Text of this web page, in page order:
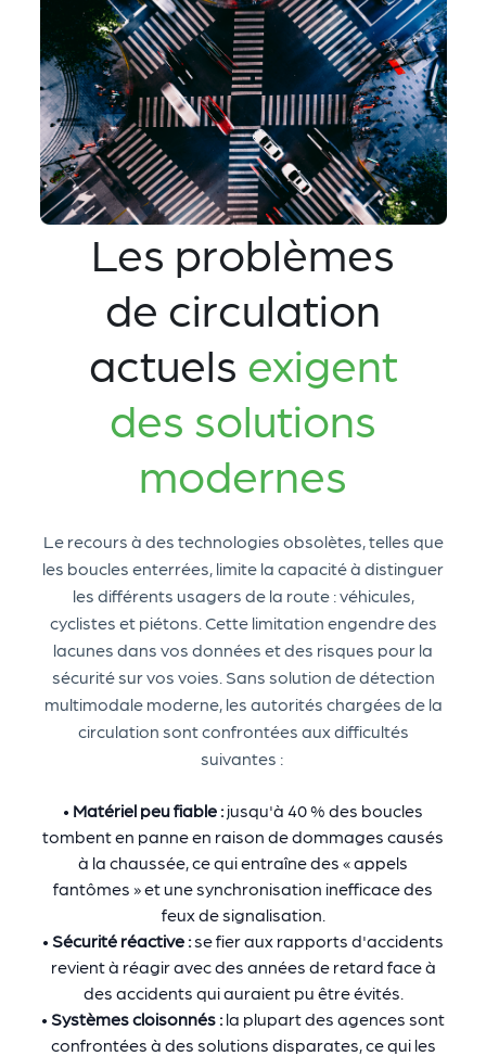
Les problèmes
de circulation
actuels exigent
des solutions
modernes
Le recours à des technologies obsolètes, telles que
les boucles enterrées, limite la capacité à distinguer
les différents usagers de la route : véhicules,
cyclistes et piétons. Cette limitation engendre des
lacunes dans vos données et des risques pour la
sécurité sur vos voies. Sans solution de détection
multimodale moderne, les autorités chargées de la
circulation sont confrontées aux difficultés
suivantes :
• Matériel peu fiable :jusqu'à 40 % des boucles
tombent en panne en raison de dommages causés
à la chaussée, ce qui entraîne des « appels
fantômes » et une synchronisation inefficace des
feux de signalisation.
• Sécurité réactive :se fier aux rapports d'accidents
revient à réagir avec des années de retard face à
des accidents qui auraient pu être évités.
• Systèmes cloisonnés :la plupart des agences sont
confrontées à des solutions disparates, ce qui les